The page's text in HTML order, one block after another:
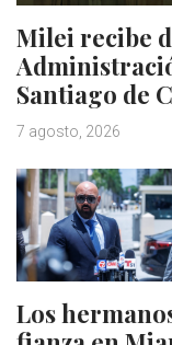
Milei recibe
Santiago de
7 agosto, 2026
Los